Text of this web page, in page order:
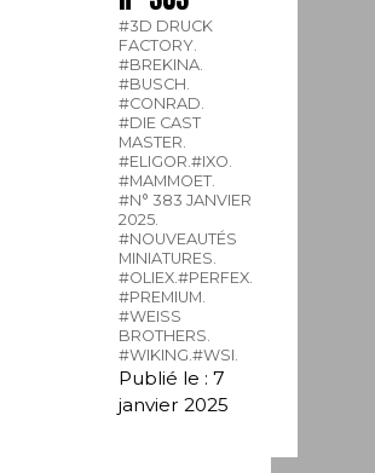
#3D DRUCK
FACTORY.
#BREKINA.
#BUSCH.
#CONRAD.
#DIE CAST
MASTER.
#ELIGOR.#IXO.
#MAMMOET.
#N° 383 JANVIER
2025.
#NOUVEAUTÉS
MINIATURES.
#OLIEX.#PERFEX.
#PREMIUM.
#WEISS
BROTHERS.
#WIKING.#WSI.
Publié le : 7
janvier 2025